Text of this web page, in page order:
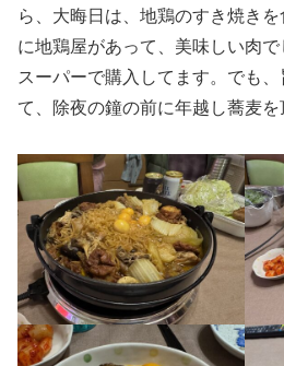
ら、大晦日は、地鶏のすき焼き
に地鶏屋があって、美味しい肉
スーパーで購入してます。でも
て、除夜の鐘の前に年越し蕎麦を